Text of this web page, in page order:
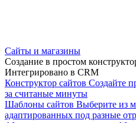
Сайты и магазины
Создание в простом
Интегрировано в CRM
Конструктор сайтов Создайте
за считаные минуты
Шаблоны сайтов Выберите из
адаптированных под разные